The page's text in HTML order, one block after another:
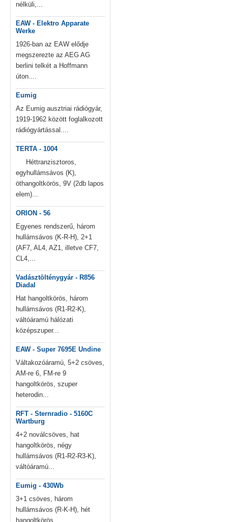
nélküli,...
EAW - Elektro Apparate
Werke
1926-ban az EAW elődje
megszerezte az AEG AG
berlini telkét a Hoffmann
úton....
Eumig
Az Eumig ausztriai rádiógyár,
1919-1962 között foglalkozott
rádiógyártással....
TERTA - 1004
Héttranzisztoros,
egyhullámsávos (K),
öthangoltkörös, 9V (2db lapos
elem)...
ORION - 56
Egyenes rendszerű, három
hullámsávos (K-R-H), 2+1
(AF7, AL4, AZ1, illetve CF7,
CL4,...
Vadásztölténygyár - R856
Diadal
Hat hangoltkörös, három
hullámsávos (R1-R2-K),
váltóáramú hálózati
középszuper...
EAW - Super 7695E Undine
Váltakozóáramú, 5+2 csöves,
AM-re 6, FM-re 9
hangoltkörös, szuper
heterodin...
RFT - Sternradio - 5160C
Wartburg
4+2 noválcsöves, hat
hangoltkörös, négy
hullámsávos (R1-R2-R3-K),
váltóáramú...
Eumig - 430Wb
3+1 csöves, három
hullámsávos (R-K-H), hét
hangoltkörös,